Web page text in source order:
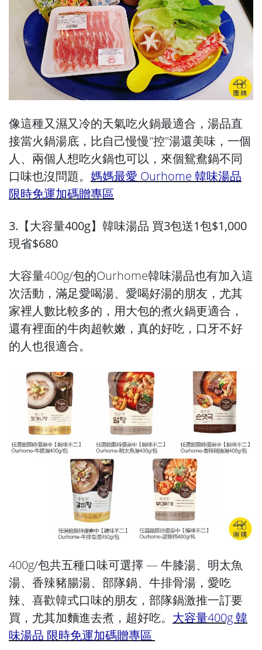
像這種又濕又冷的天氣吃火鍋最適合，湯品直
接當火鍋湯底，比自己慢慢"控"湯還美味，一個
人、兩個人想吃火鍋也可以，來個鴛鴦鍋不同
口味也沒問題。 媽媽最愛 Ourhome 韓味湯品
限時免運加碼贈專區
3.【大容量400g】韓味湯品 買3包送1包$1,000
現省$680
大容量400g/包的Ourhome韓味湯品也有加入這
次活動，滿足愛喝湯、愛喝好湯的朋友，尤其
家裡人數比較多的，用大包的煮火鍋更適合，
還有裡面的牛肉超軟嫩，真的好吃，口牙不好
的人也很適合。
400g/包共五種口味可選擇 — 牛膝湯、明太魚
湯、香辣豬腸湯、部隊鍋、牛排骨湯，愛吃
辣、喜歡韓式口味的朋友，部隊鍋激推一訂要
買，尤其加麵進去煮，超好吃。 大容量400g 韓
味湯品 限時免運加碼贈專區